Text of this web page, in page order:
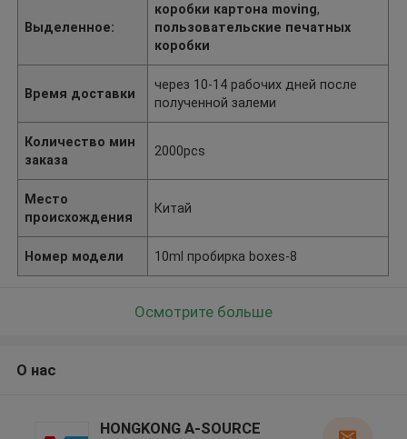
Выделенное:
коробки картона moving,
пользовательские печатных
коробки
Время доставки
через 10-14 рабочих дней после
полученной залеми
Количество мин
заказа
2000pcs
Место
происхождения
Китай
Номер модели 10ml пробирка boxes-8
Осмотрите больше
О нас
HONGKONG A-SOURCE